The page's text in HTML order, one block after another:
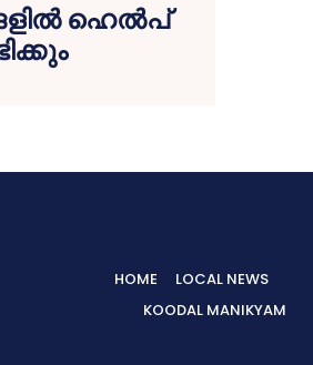
ഹെല്‍പ്
HOME
LOCAL NEWS
KOODAL MANIKYAM